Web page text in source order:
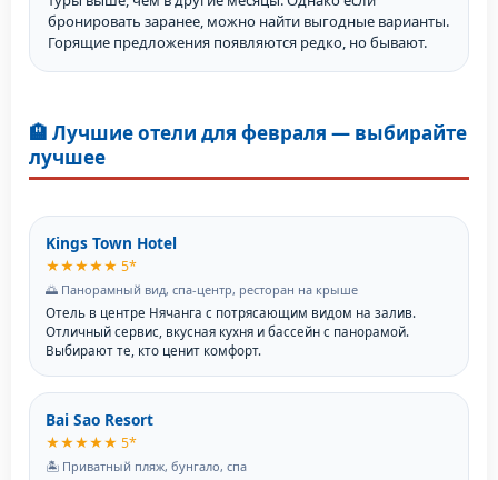
бронировать заранее, можно найти выгодные варианты.
Горящие предложения появляются редко, но бывают.
🏨 Лучшие отели для февраля — выбирайте
лучшее
Kings Town Hotel
★★★★★ 5*
🌅 Панорамный вид, спа-центр, ресторан на крыше
Отель в центре Нячанга с потрясающим видом на залив.
Отличный сервис, вкусная кухня и бассейн с панорамой.
Выбирают те, кто ценит комфорт.
Bai Sao Resort
★★★★★ 5*
🏝️ Приватный пляж, бунгало, спа